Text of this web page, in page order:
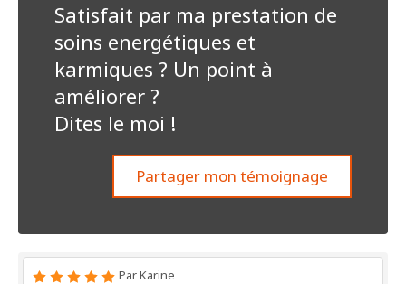
Satisfait par ma prestation de
soins energétiques et
karmiques ? Un point à
améliorer ?
Dites le moi !
Partager mon témoignage
Par Karine